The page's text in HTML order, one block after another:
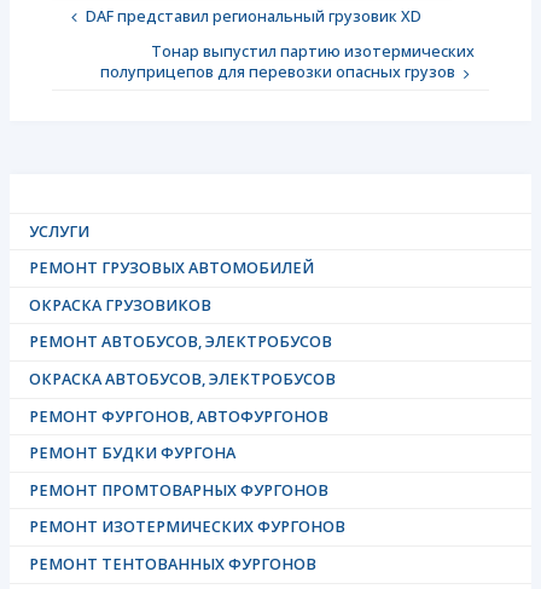
DAF представил региональный грузовик XD
Тонар выпустил партию изотермических
полуприцепов для перевозки опасных грузов
УСЛУГИ
РЕМОНТ ГРУЗОВЫХ АВТОМОБИЛЕЙ
ОКРАСКА ГРУЗОВИКОВ
РЕМОНТ АВТОБУСОВ, ЭЛЕКТРОБУСОВ
ОКРАСКА АВТОБУСОВ, ЭЛЕКТРОБУСОВ
РЕМОНТ ФУРГОНОВ, АВТОФУРГОНОВ
РЕМОНТ БУДКИ ФУРГОНА
РЕМОНТ ПРОМТОВАРНЫХ ФУРГОНОВ
РЕМОНТ ИЗОТЕРМИЧЕСКИХ ФУРГОНОВ
РЕМОНТ ТЕНТОВАННЫХ ФУРГОНОВ